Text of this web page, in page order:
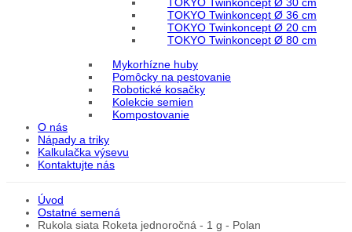
TOKYO Twinkoncept Ø 36 cm
TOKYO Twinkoncept Ø 20 cm
TOKYO Twinkoncept Ø 80 cm
Mykorhízne huby
Pomôcky na pestovanie
Robotické kosačky
Kolekcie semien
Kompostovanie
O nás
Nápady a triky
Kalkulačka výsevu
Kontaktujte nás
Úvod
Ostatné semená
Rukola siata Roketa jednoročná - 1 g - Polan